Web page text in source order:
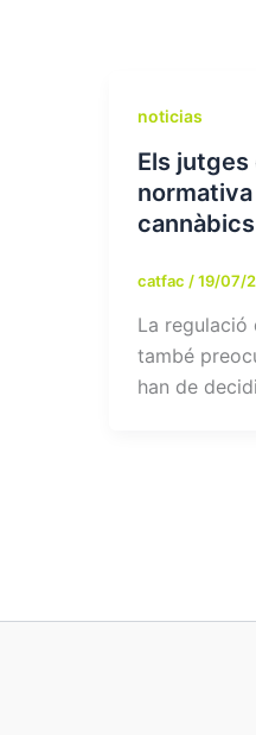
noticias
Els jutges
cannàbics
catfac /19/07/
La regulació
també
han de